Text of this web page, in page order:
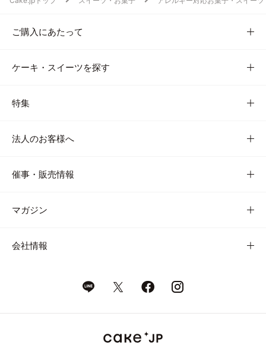
ご購入にあたって
ケーキ・スイーツを探す
特集
法人のお客様へ
催事・販売情報
マガジン
会社情報